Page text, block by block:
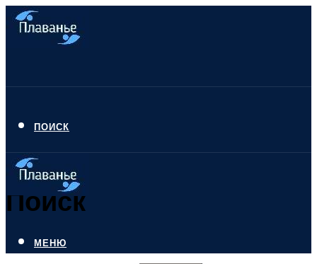
ПОИСК
Поиск
МЕНЮ